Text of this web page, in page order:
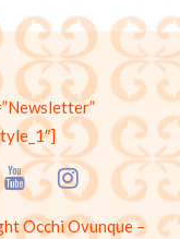
Occhi Ovunque –